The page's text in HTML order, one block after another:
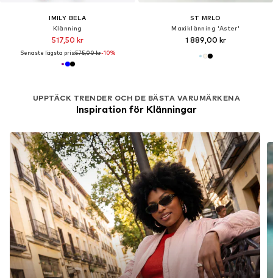
IMILY BELA
Klänning
517,50 kr
Senaste lägsta pris:575,00 kr-10%
ST MRLO
Maxiklänning 'Aster'
1 889,00 kr
UPPTÄCK TRENDER OCH DE BÄSTA VARUMÄRKENA
Inspiration för Klänningar